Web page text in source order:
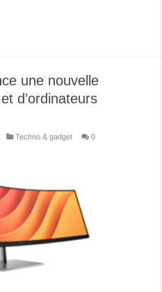
une nouvelle
d’ordinateurs
Techno & gadget 0